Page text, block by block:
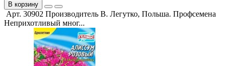
В корзину
Арт. 30902 Производитель В. Легутко, Польша. Профсемена
Неприхотливый мног...